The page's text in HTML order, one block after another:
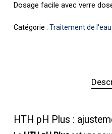
Dosage facile avec verre
Catégorie : Traitement de l'eau
HTH pH Plus :